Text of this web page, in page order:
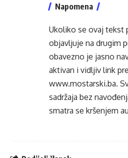
Napomena
Ukoliko se ovaj tekst
objavljuje na drugim
obavezno je jasno
aktivan i vidljiv link
www.mostarski.ba.
sadržaja bez
smatra se kršenjem